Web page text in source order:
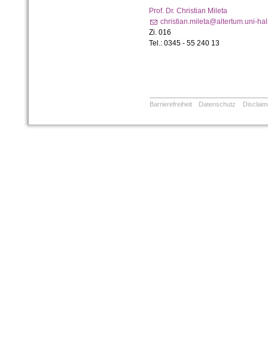
Prof. Dr. Christian Mileta
christian.mileta@altertum.uni-
Zi. 016
Tel.: 0345 - 55 240 13
Barrierefreiheit Datenschutz